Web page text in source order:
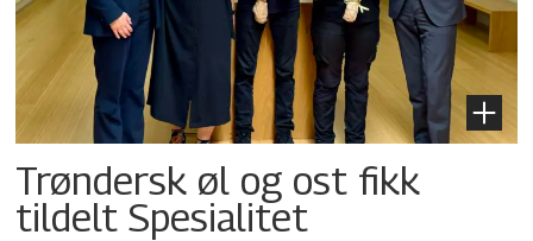
Trøndersk øl og ost fikk
tildelt Spesialitet